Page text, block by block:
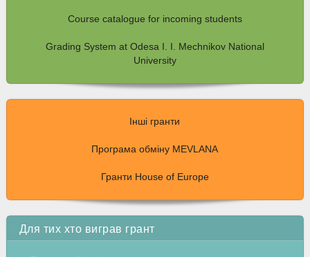
Course catalogue for incoming students
Grading System at Odesa I. I. Mechnikov National
University
Інші гранти
Програма обміну MEVLANA
Гранти House of Europe
Для тих хто виграв грант